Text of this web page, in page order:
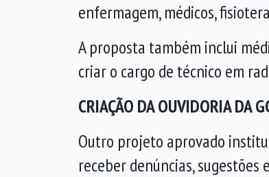
enfermagem, médicos,
A proposta também inclui
criar o cargo de técnico em
CRIAÇÃO DA OUVIDORIA DA
Outro projeto aprovado
receber denúncias,